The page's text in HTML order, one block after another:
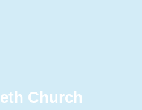
Church